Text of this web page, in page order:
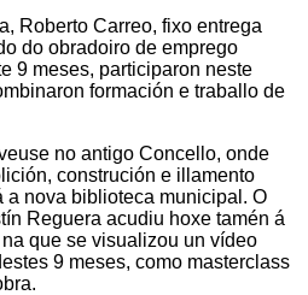
Roberto Carreo, fixo entrega
do obradoiro de emprego
9 meses, participaron neste
formación e traballo de
no antigo Concello, onde
construción e illamento
a nova biblioteca municipal. O
Reguera acudiu hoxe tamén á
que se visualizou un vídeo
9 meses, como masterclass